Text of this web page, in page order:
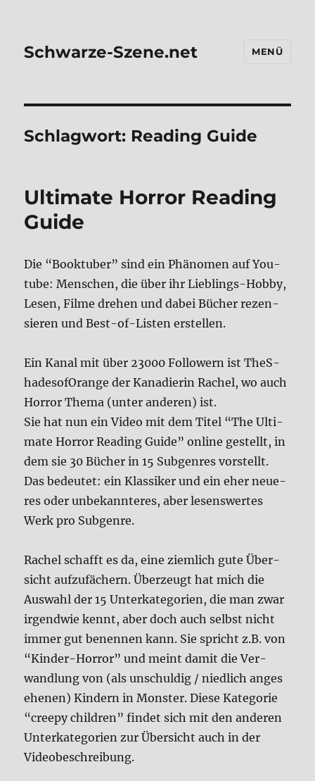
Schwarze-Szene.net MENÜ
Schlagwort: Reading Guide
Ulti­ma­te Hor­ror Rea­ding
Gui­de
Die “Book­tu­ber” sind ein Phä­no­men auf You­
tube: Men­schen, die über ihr Lieb­lings-Hob­by,
Lesen, Fil­me dre­hen und dabei Bücher rezen­
sie­ren und Best-of-Listen erstel­len.
Ein Kanal mit über 23000 Fol­lo­wern ist The­S­
ha­de­so­fOran­ge der Kana­die­rin Rachel, wo auch
Hor­ror The­ma (unter ande­ren) ist.
Sie hat nun ein Video mit dem Titel “The Ulti­
ma­te Hor­ror Rea­ding Gui­de” online gestellt, in
dem sie 30 Bücher in 15 Sub­gen­res vor­stellt.
Das bedeu­tet: ein Klas­si­ker und ein eher neue­
res oder unbe­kann­te­res, aber lesens­wer­tes
Werk pro Sub­gen­re.
Rachel schafft es da, eine ziem­lich gute Über­
sicht auf­zu­fä­chern. Über­zeugt hat mich die
Aus­wahl der 15 Unter­ka­te­go­rien, die man zwar
irgend­wie kennt, aber doch auch selbst nicht
immer gut benen­nen kann. Sie spricht z.B. von
“Kin­der-Hor­ror” und meint damit die Ver­
wand­lung von (als unschul­dig / nied­lich ange­s
e­he­nen) Kin­dern in Mon­ster. Die­se Kate­go­rie
“cree­py child­ren” fin­det sich mit den ande­ren
Unter­ka­te­go­rien zur Über­sicht auch in der
Video­be­schrei­bung.